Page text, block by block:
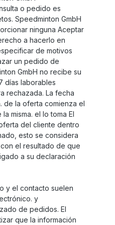
o pedido es
Speedminton GmbH
ninguna Aceptar
a hacerlo en
de motivos
un pedido de
GmbH no recibe su
días laborables
rechazada. La fecha
de la oferta comienza el
misma. el lo toma El
del cliente dentro
esto se considera
el resultado de que
a su declaración
y el contacto suelen
y
de pedidos. El
que la información